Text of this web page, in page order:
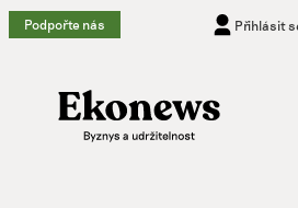
Přeskočit
na
Podpořte nás Přihlásit